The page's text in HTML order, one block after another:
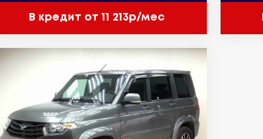
В кредит от 11 213р/мес